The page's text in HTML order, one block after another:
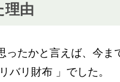
理由
ったかと言えば、今
バリ財布 」でした。